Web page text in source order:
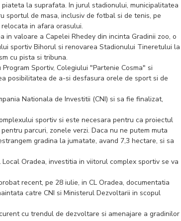
la suprafata. In jurul stadionului, municipalitatea
sportul de masa, inclusiv de fotbal si de tenis, pe
in afara orasului.
valoare a Capelei Rhedey din incinta Gradinii zoo, o
sportiv Bihorul si renovarea Stadionului Tineretului la
cu pista si tribuna.
Sportiv, Colegiului "Partenie Cosma" si
posibilitatea de a-si desfasura orele de sport si de
Nationala de Investitii (CNI) si sa fie finalizat,
sportiv si este necesara pentru ca proiectul
parcuri, zonele verzi. Daca nu ne putem muta
gradina la jumatate, avand 7,3 hectare, si sa
Oradea, investitia in viitorul complex sportiv se va
recent, pe 28 iulie, in CL Oradea, documentatia
catre CNI si Ministerul Dezvoltarii in scopul
cu trendul de dezvoltare si amenajare a gradinilor